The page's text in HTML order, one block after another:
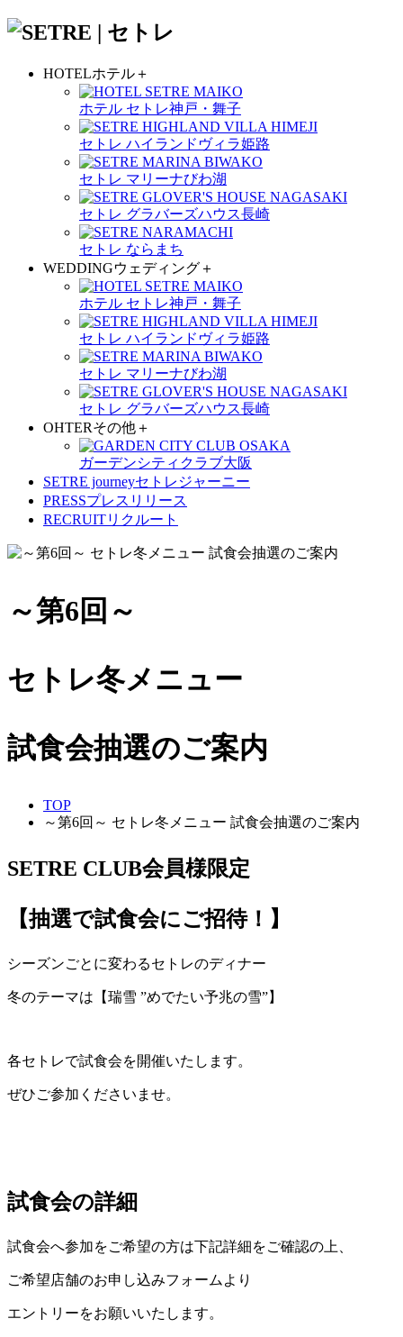
HOTELホテル＋
ホテル セトレ神戸・舞子
セトレ ハイランドヴィラ姫路
セトレ マリーナびわ湖
セトレ グラバーズハウス長崎
セトレ ならまち
WEDDINGウェディング＋
ホテル セトレ神戸・舞子
セトレ ハイランドヴィラ姫路
セトレ マリーナびわ湖
セトレ グラバーズハウス長崎
OHTERその他＋
ガーデンシティクラブ大阪
SETRE journeyセトレジャーニー
PRESSプレスリリース
RECRUITリクルート
～第6回～
セトレ冬メニュー
試食会抽選のご案内
TOP
～第6回～ セトレ冬メニュー 試食会抽選のご案内
SETRE CLUB会員様限定
【抽選で試食会にご招待！】
シーズンごとに変わるセトレのディナー
冬のテーマは【瑞雪 ”めでたい予兆の雪”】
各セトレで試食会を開催いたします。
ぜひご参加くださいませ。
試食会の詳細
試食会へ参加をご希望の方は下記詳細をご確認の上、
ご希望店舗のお申し込みフォームより
エントリーをお願いいたします。